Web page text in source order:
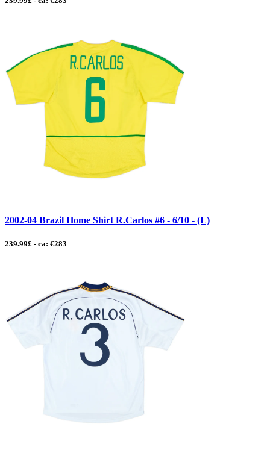
2002-04 Brazil Home Shirt R.Carlos #6 - 6/10 - (L)
239.99£ - ca: €283